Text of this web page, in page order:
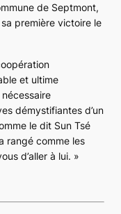
de Septmont,
première victoire le
et ultime
démystifiantes d’un
le dit Sun Tsé
rangé comme les
d’aller à lui. »